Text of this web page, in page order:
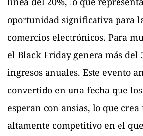
oportunidad significativa para
comercios electrónicos. Para
el Black Friday genera más del
ingresos anuales. Este evento
convertido en una fecha que
esperan con ansias, lo que
altamente competitivo en el